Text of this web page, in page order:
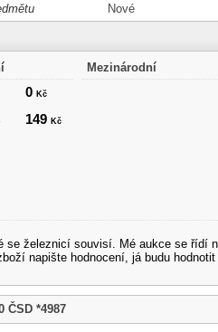
Nové
0Kč
149Kč
Mezinárodní
železnicí souvisí. Mé aukce se řídí
napište hodnocení, já budu hodnotit
ČSD *4987